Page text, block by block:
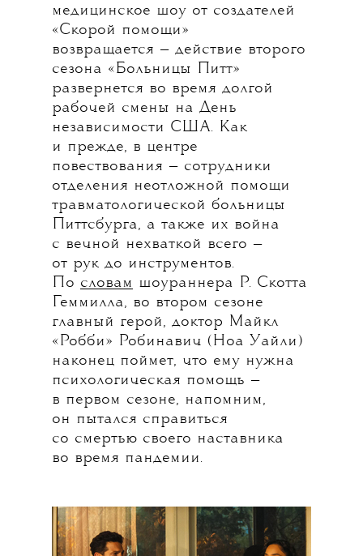
медицинское шоу от создателей
«Скорой помощи»
возвращается — действие второго
сезона «Больницы Питт»
развернется во время долгой
рабочей смены на День
независимости США. Как
и прежде, в центре
повествования — сотрудники
отделения неотложной помощи
травматологической больницы
Питтсбурга, а также их война
с вечной нехваткой всего —
от рук до инструментов.
По словам шоураннера Р. Скотта
Геммилла, во втором сезоне
главный герой, доктор Майкл
«Робби» Робинавич (Ноа Уайли)
наконец поймет, что ему нужна
психологическая помощь —
в первом сезоне, напомним,
он пытался справиться
со смертью своего наставника
во время пандемии.